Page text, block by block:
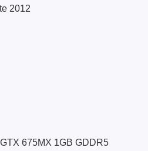
2012
675MX 1GB GDDR5